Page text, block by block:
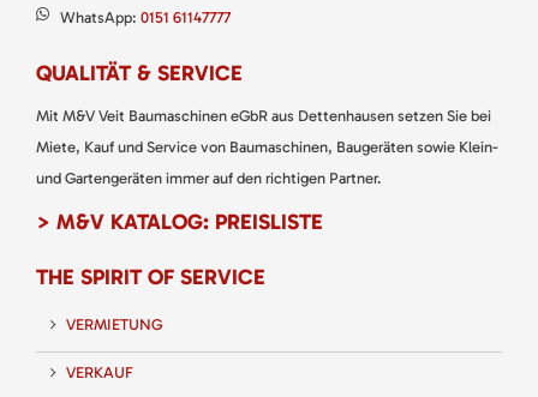
WhatsApp: 0151 61147777
QUALITÄT & SERVICE
Mit M&V Veit Baumaschinen eGbR aus Dettenhausen setzen Sie bei
Miete, Kauf und Service von Baumaschinen, Baugeräten sowie Klein-
und Gartengeräten immer auf den richtigen Partner.
> M&V KATALOG: PREISLISTE
THE SPIRIT OF SERVICE
VERMIETUNG
VERKAUF